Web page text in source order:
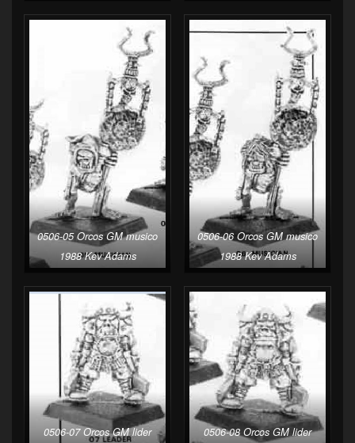
0506-05 Orcos GM musico
1988 Kev Adams
0506-06 Orcos GM musico
1988 Kev Adams
0506-07 Orcos GM lider
0506-08 Orcos GM lider